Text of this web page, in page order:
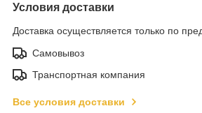
Условия доставки
Доставка осуществляется только по
Самовывоз
Транспортная компания
Все условия доставки